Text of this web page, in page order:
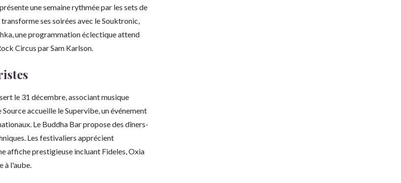
une semaine rythmée par les sets de
ses soirées avec le Souktronic,
une programmation éclectique attend
Circus par Sam Karlson.
le 31 décembre, associant musique
accueille le Supervibe, un événement
Le Buddha Bar propose des dîners-
Les festivaliers apprécient
affiche prestigieuse incluant Fideles, Oxia
à l'aube.